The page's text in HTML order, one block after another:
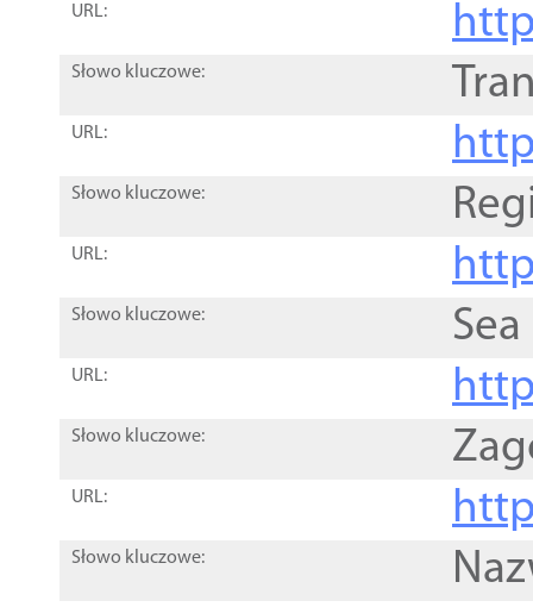
URL:
Słowo kluczowe:
URL:
Słowo kluczowe:
URL:
Słowo kluczowe:
URL:
Słowo kluczowe:
URL:
Słowo kluczowe: